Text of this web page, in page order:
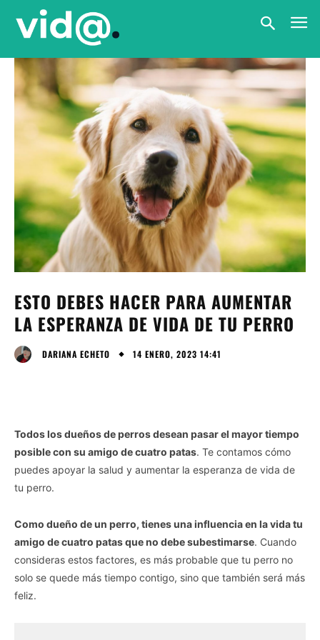
ESTO DEBES HACER PARA AUMENTAR
LA ESPERANZA DE VIDA DE TU PERRO
DARIANA ECHETO 14 ENERO, 2023 14:41
Todos los dueños de perros desean pasar el mayor tiempo
posible con su amigo de cuatro patas. Te contamos cómo
puedes apoyar la salud y aumentar la esperanza de vida de
tu perro.
Como dueño de un perro, tienes una influencia en la vida tu
amigo de cuatro patas que no debe subestimarse. Cuando
consideras estos factores, es más probable que tu perro no
solo se quede más tiempo contigo, sino que también será más
feliz.